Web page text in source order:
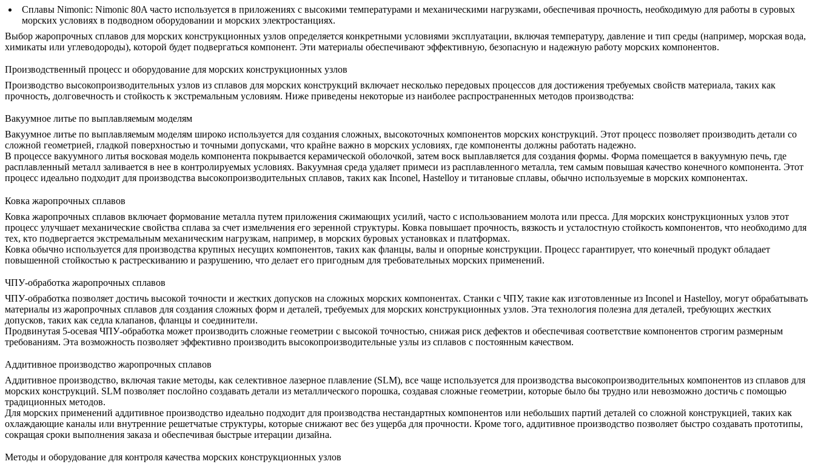
Сплавы Nimonic: Nimonic 80A часто используется в приложениях с высокими температурами и механическими нагрузками, обеспечивая прочность, необходимую для работы в суровых
морских условиях в подводном оборудовании и морских электростанциях.
Выбор жаропрочных сплавов для морских конструкционных узлов определяется конкретными условиями эксплуатации, включая температуру, давление и тип среды (например, морская вода,
химикаты или углеводороды), которой будет подвергаться компонент. Эти материалы обеспечивают эффективную, безопасную и надежную работу морских компонентов.
Производственный процесс и оборудование для морских конструкционных узлов
Производство высокопроизводительных узлов из сплавов для морских конструкций включает несколько передовых процессов для достижения требуемых свойств материала, таких как
прочность, долговечность и стойкость к экстремальным условиям. Ниже приведены некоторые из наиболее распространенных методов производства:
Вакуумное литье по выплавляемым моделям
Вакуумное литье по выплавляемым моделям широко используется для создания сложных, высокоточных компонентов морских конструкций. Этот процесс позволяет производить детали со
сложной геометрией, гладкой поверхностью и точными допусками, что крайне важно в морских условиях, где компоненты должны работать надежно.
В процессе вакуумного литья восковая модель компонента покрывается керамической оболочкой, затем воск выплавляется для создания формы. Форма помещается в вакуумную печь, где
расплавленный металл заливается в нее в контролируемых условиях. Вакуумная среда удаляет примеси из расплавленного металла, тем самым повышая качество конечного компонента. Этот
процесс идеально подходит для производства высокопроизводительных сплавов, таких как Inconel, Hastelloy и титановые сплавы, обычно используемые в морских компонентах.
Ковка жаропрочных сплавов
Ковка жаропрочных сплавов включает формование металла путем приложения сжимающих усилий, часто с использованием молота или пресса. Для морских конструкционных узлов этот
процесс улучшает механические свойства сплава за счет измельчения его зеренной структуры. Ковка повышает прочность, вязкость и усталостную стойкость компонентов, что необходимо для
тех, кто подвергается экстремальным механическим нагрузкам, например, в морских буровых установках и платформах.
Ковка обычно используется для производства крупных несущих компонентов, таких как фланцы, валы и опорные конструкции. Процесс гарантирует, что конечный продукт обладает
повышенной стойкостью к растрескиванию и разрушению, что делает его пригодным для требовательных морских применений.
ЧПУ-обработка жаропрочных сплавов
ЧПУ-обработка позволяет достичь высокой точности и жестких допусков на сложных морских компонентах. Станки с ЧПУ, такие как изготовленные из Inconel и Hastelloy, могут обрабатывать
материалы из жаропрочных сплавов для создания сложных форм и деталей, требуемых для морских конструкционных узлов. Эта технология полезна для деталей, требующих жестких
допусков, таких как седла клапанов, фланцы и соединители.
Продвинутая 5-осевая ЧПУ-обработка может производить сложные геометрии с высокой точностью, снижая риск дефектов и обеспечивая соответствие компонентов строгим размерным
требованиям. Эта возможность позволяет эффективно производить высокопроизводительные узлы из сплавов с постоянным качеством.
Аддитивное производство жаропрочных сплавов
Аддитивное производство, включая такие методы, как селективное лазерное плавление (SLM), все чаще используется для производства высокопроизводительных компонентов из сплавов для
морских конструкций. SLM позволяет послойно создавать детали из металлического порошка, создавая сложные геометрии, которые было бы трудно или невозможно достичь с помощью
традиционных методов.
Для морских применений аддитивное производство идеально подходит для производства нестандартных компонентов или небольших партий деталей со сложной конструкцией, таких как
охлаждающие каналы или внутренние решетчатые структуры, которые снижают вес без ущерба для прочности. Кроме того, аддитивное производство позволяет быстро создавать прототипы,
сокращая сроки выполнения заказа и обеспечивая быстрые итерации дизайна.
Методы и оборудование для контроля качества морских конструкционных узлов